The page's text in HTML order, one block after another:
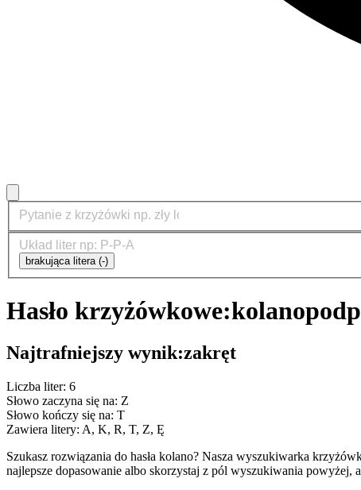
brakująca litera (-)
Hasło krzyżówkowe:kolano
Najtrafniejszy wynik:zakręt
Liczba liter: 6
Słowo zaczyna się na: Z
Słowo kończy się na: T
Zawiera litery: A, K, R, T, Z, Ę
Szukasz rozwiązania do hasła kolano? Nasza wyszukiwarka
najlepsze dopasowanie albo skorzystaj z pól wyszukiwania powyżej,